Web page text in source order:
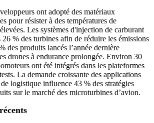
ont adopté des matériaux
pour résister à des températures de
Les systèmes d'injection de carburant
26 % des turbines afin de réduire les émissions
des produits lancés l’année dernière
drones à endurance prolongée. Environ 30
ont été intégrés dans les plateformes
La demande croissante des applications
logistique influence 43 % des stratégies
sur le marché des microturbines d’avion.